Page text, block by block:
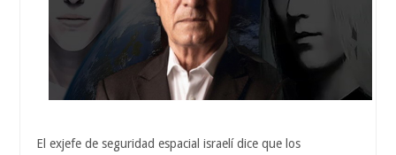
El exjefe de seguridad espacial israelí dice que los